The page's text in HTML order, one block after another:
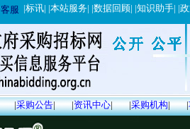
客服 |标讯| |本站服务| |数据回顾| |知识助手| |
|采购公告| |资讯中心| |采购机构| |